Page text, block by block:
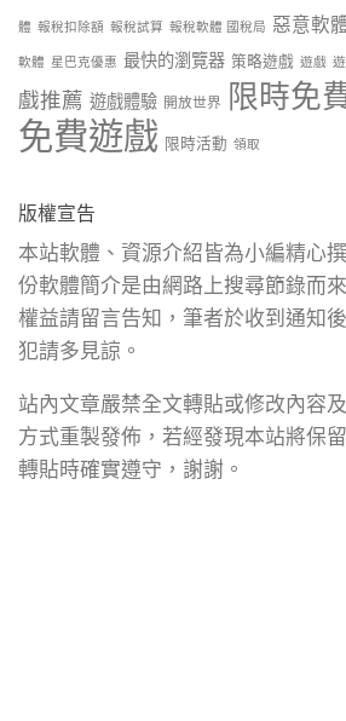
體 報稅扣除額 報稅試算 報稅軟體 國稅局 惡意軟
軟體 星巴克優惠 最快的瀏覽器 策略遊戲 遊戲
戲推薦 遊戲體驗 開放世界 限時免
免費遊戲 限時活動 領取
版權宣告
本站軟體、資源介紹皆為小編精心
份軟體簡介是由網路上搜尋節錄而
權益請留言告知，筆者於收到通知
犯請多見諒。
站內文章嚴禁全文轉貼或修改內容
方式重製發佈，若經發現本站將保
轉貼時確實遵守，謝謝。